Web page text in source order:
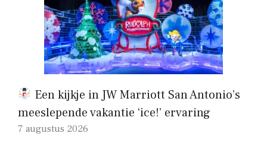
Een kijkje in JW Marriott San Antonio’s
meeslepende vakantie ‘ice!’ ervaring
7 augustus 2026